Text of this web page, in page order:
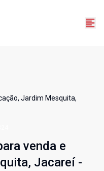
Jardim Mesquita,
venda e
Jacareí -